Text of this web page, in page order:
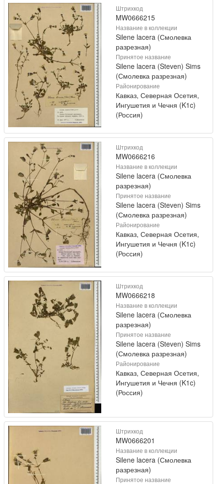
Штрихкод
MW0666215
Название в коллекции
Silene lacera (Смолевка
разрезная)
Принятое название
Silene lacera (Steven) Sims
(Смолевка разрезная)
Районирование
Кавказ, Северная Осетия,
Ингушетия и Чечня (K1c)
(Россия)
Штрихкод
MW0666216
Название в коллекции
Silene lacera (Смолевка
разрезная)
Принятое название
Silene lacera (Steven) Sims
(Смолевка разрезная)
Районирование
Кавказ, Северная Осетия,
Ингушетия и Чечня (K1c)
(Россия)
Штрихкод
MW0666218
Название в коллекции
Silene lacera (Смолевка
разрезная)
Принятое название
Silene lacera (Steven) Sims
(Смолевка разрезная)
Районирование
Кавказ, Северная Осетия,
Ингушетия и Чечня (K1c)
(Россия)
Штрихкод
MW0666201
Название в коллекции
Silene lacera (Смолевка
разрезная)
Принятое название